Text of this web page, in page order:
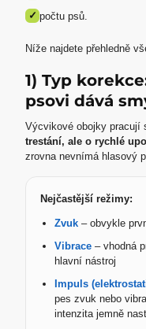
✓ počtu psů.
Níže najdete přehledně
1) Typ
psovi dává
Výcvikové obojky pracují
trestání, ale o rychlé
zrovna nevnímá hlasový
Nejčastější režimy:
Zvuk – obvykle
Vibrace – vhodná
hlavní nástroj
Impuls
pes zvuk nebo
intenzita jemně